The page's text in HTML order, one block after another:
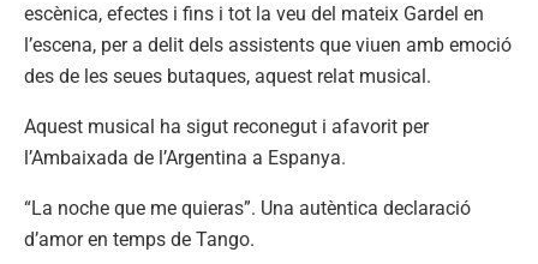
escènica, efectes i fins i tot la veu del mateix Gardel en
l’escena, per a delit dels assistents que viuen amb emoció
des de les seues butaques, aquest relat musical.
Aquest musical ha sigut reconegut i afavorit per
l’Ambaixada de l’Argentina a Espanya.
“La noche que me quieras”. Una autèntica declaració
d’amor en temps de Tango.